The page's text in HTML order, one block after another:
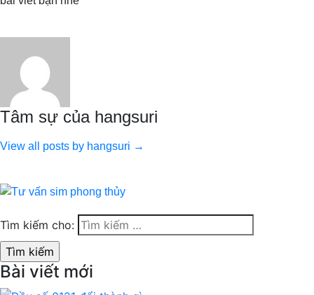
Tâm sự của hangsuri
View all posts by hangsuri →
Tìm kiếm cho:
Bài viết mới